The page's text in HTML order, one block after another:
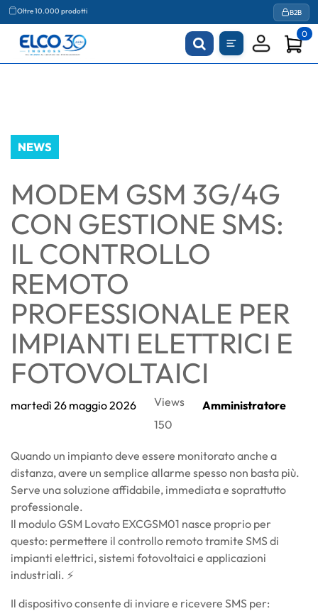
Oltre 10.000 prodotti
Agevolazioni fiscali B2B
0
NEWS
MODEM GSM 3G/4G
CON GESTIONE SMS:
IL CONTROLLO
REMOTO
PROFESSIONALE PER
IMPIANTI ELETTRICI E
FOTOVOLTAICI
martedì 26 maggio2026
Views
150
Amministratore
Quando un impianto deve essere monitorato anche a
distanza, avere un semplice allarme spesso non basta più.
Serve una soluzione affidabile, immediata e soprattutto
professionale.
Il modulo GSM Lovato EXCGSM01 nasce proprio per
questo: permettere il controllo remoto tramite SMS di
impianti elettrici, sistemi fotovoltaici e applicazioni
industriali. ⚡
Il dispositivo consente di inviare e ricevere SMS per: